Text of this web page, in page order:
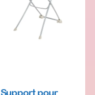
Support pour